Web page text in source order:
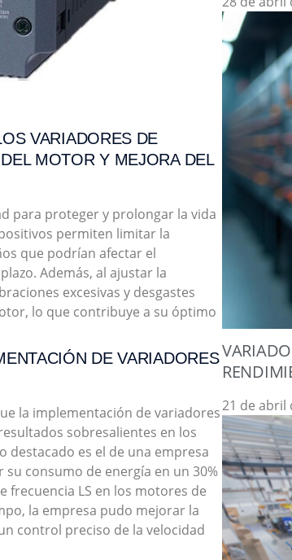
VARIADORES DE
MOTOR Y MEJORA DEL
para proteger y prolongar la vida
permiten limitar la
que podrían afectar el
Además, al ajustar la
excesivas y desgastes
lo que contribuye a su óptimo
DE VARIADORES
la implementación de variadores
sobresalientes en los
destacado es el de una empresa
consumo de energía en un 30%
frecuencia LS en los motores de
la empresa pudo mejorar la
control preciso de la velocidad
21 de abril